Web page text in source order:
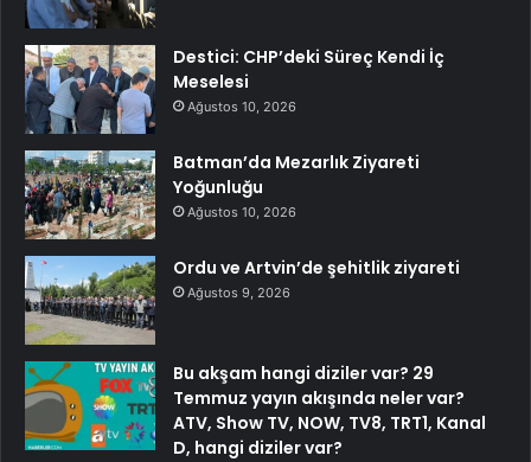
Destici: CHP’deki Süreç Kendi İç
Meselesi
Ağustos 10, 2026
Batman’da Mezarlık Ziyareti
Yoğunluğu
Ağustos 10, 2026
Ordu ve Artvin’de şehitlik ziyareti
Ağustos 9, 2026
Bu akşam hangi diziler var? 29
Temmuz yayın akışında neler var?
ATV, Show TV, NOW, TV8, TRT1, Kanal
D, hangi diziler var?